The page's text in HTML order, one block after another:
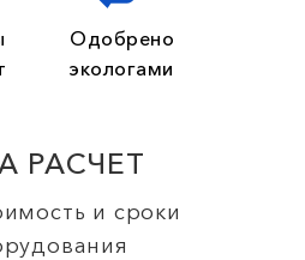
Одобрено
экологами
РАСЧЕТ
и сроки